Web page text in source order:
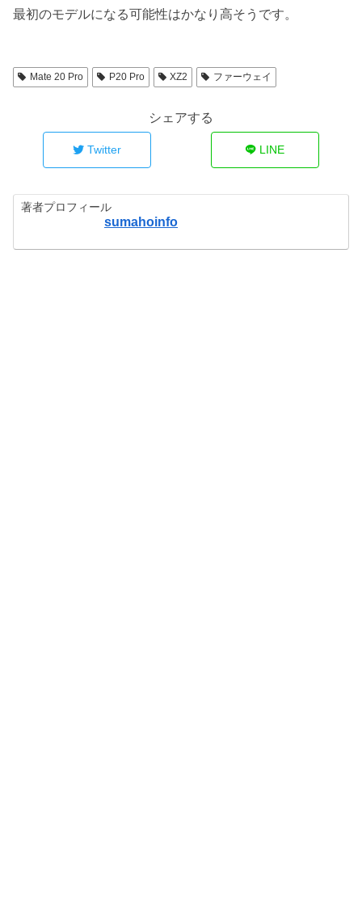
最初のモデルになる可能性はかなり高そうです。
Mate 20 Pro P20 Pro XZ2 ファーウェイ
シェアする
Twitter LINE
著者プロフィール
sumahoinfo